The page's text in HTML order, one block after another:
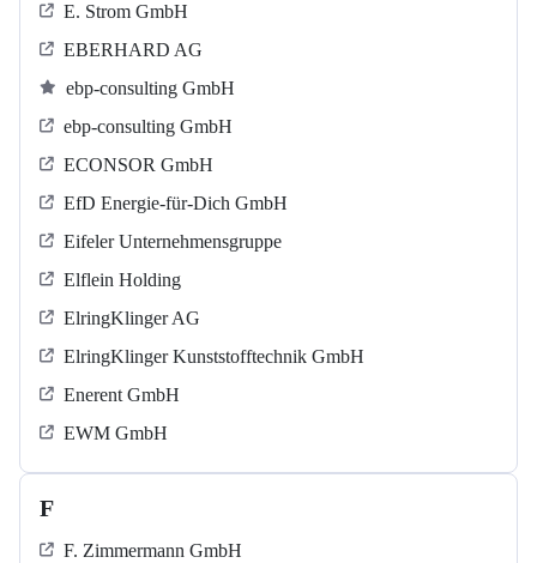
E. Strom GmbH
EBERHARD AG
ebp-consulting GmbH
ebp-consulting GmbH
ECONSOR GmbH
EfD Energie-für-Dich GmbH
Eifeler Unternehmensgruppe
Elflein Holding
ElringKlinger AG
ElringKlinger Kunststofftechnik GmbH
Enerent GmbH
EWM GmbH
F
F. Zimmermann GmbH